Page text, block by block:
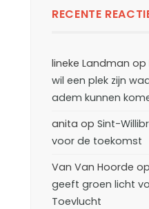
RECENTE
lineke Landman op
wil een plek zijn
adem kunnen
anita op Sint-
voor de toekomst
Van Van Hoorde op
geeft groen licht
Toevlucht